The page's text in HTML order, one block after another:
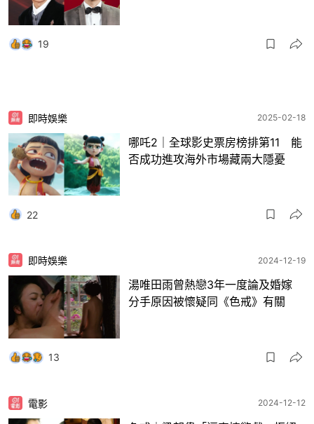
19
即時娛樂 2025-02-18
哪吒2｜全球影史票房榜排第11 能
否成功進攻海外市場藏兩大隱憂
22
即時娛樂 2024-12-19
湯唯田雨曾熱戀3年一度論及婚嫁
分手原因被懷疑同《色戒》有關
13
電影 2024-12-12